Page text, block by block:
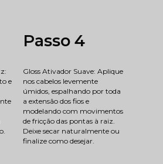
e
Passo 4
Gloss Ativador Suave: Aplique
nos cabelos levemente
úmidos, espalhando por toda
a extensão dos fios e
modelando com movimentos
de fricção das pontas à raiz.
Deixe secar naturalmente ou
finalize como desejar.